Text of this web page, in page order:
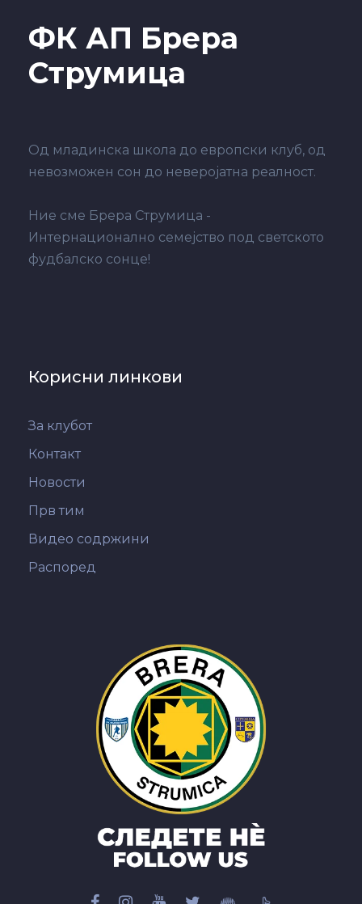
ФК АП Брера
Струмица
Од младинска школа до европски клуб, од
невозможен сон до неверојатна реалност.
Ние сме Брера Струмица -
Интернационално семејство под светското
фудбалско сонце!
Корисни линкови
За клубот
Контакт
Новости
Прв тим
Видео содржини
Распоред